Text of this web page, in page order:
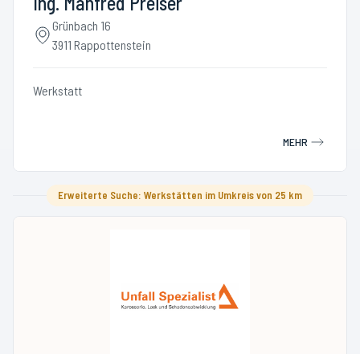
Grünbach 16
3911 Rappottenstein
Werkstatt
MEHR
Erweiterte Suche: Werkstätten im Umkreis von 25 km